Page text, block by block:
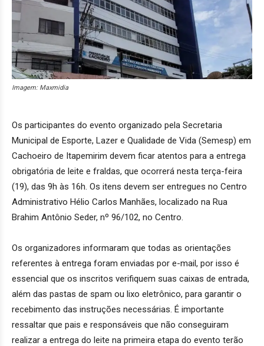
Imagem: Maxmidia
Os participantes do evento organizado pela Secretaria
Municipal de Esporte, Lazer e Qualidade de Vida (Semesp) em
Cachoeiro de Itapemirim devem ficar atentos para a entrega
obrigatória de leite e fraldas, que ocorrerá nesta terça-feira
(19), das 9h às 16h. Os itens devem ser entregues no Centro
Administrativo Hélio Carlos Manhães, localizado na Rua
Brahim Antônio Seder, nº 96/102, no Centro.
Os organizadores informaram que todas as orientações
referentes à entrega foram enviadas por e-mail, por isso é
essencial que os inscritos verifiquem suas caixas de entrada,
além das pastas de spam ou lixo eletrônico, para garantir o
recebimento das instruções necessárias. É importante
ressaltar que pais e responsáveis que não conseguiram
realizar a entrega do leite na primeira etapa do evento terão